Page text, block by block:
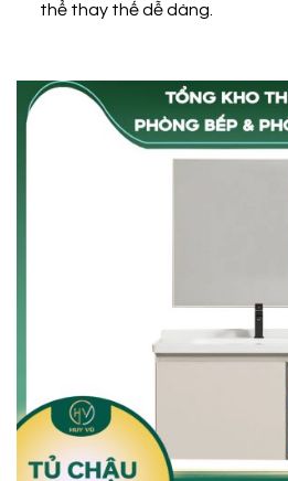
thể thay thế dễ dàng.